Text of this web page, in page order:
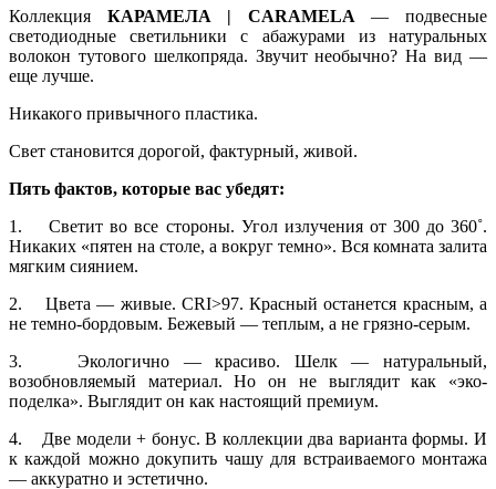
Коллекция КАРАМЕЛА | CARAMELA — подвесные
светодиодные светильники с абажурами из натуральных
волокон тутового шелкопряда. Звучит необычно? На вид —
еще лучше.
Никакого привычного пластика.
Свет становится дорогой, фактурный, живой.
Пять фактов, которые вас убедят:
1. Светит во все стороны. Угол излучения от 300 до 360˚.
Никаких «пятен на столе, а вокруг темно». Вся комната залита
мягким сиянием.
2. Цвета — живые. CRI>97. Красный останется красным, а
не темно-бордовым. Бежевый — теплым, а не грязно-серым.
3. Экологично — красиво. Шелк — натуральный,
возобновляемый материал. Но он не выглядит как «эко-
поделка». Выглядит он как настоящий премиум.
4. Две модели + бонус. В коллекции два варианта формы. И
к каждой можно докупить чашу для встраиваемого монтажа
— аккуратно и эстетично.